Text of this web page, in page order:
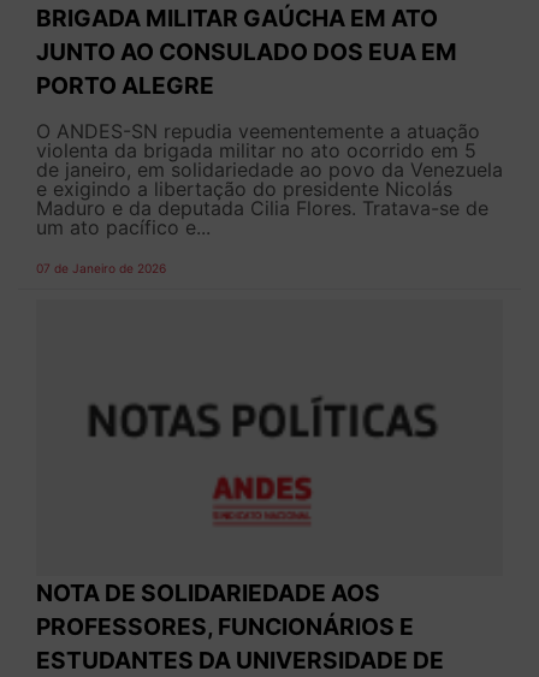
BRIGADA MILITAR GAÚCHA EM ATO
JUNTO AO CONSULADO DOS EUA EM
PORTO ALEGRE
O ANDES-SN repudia veementemente a atuação
violenta da brigada militar no ato ocorrido em 5
de janeiro, em solidariedade ao povo da Venezuela
e exigindo a libertação do presidente Nicolás
Maduro e da deputada Cilia Flores. Tratava-se de
um ato pacífico e...
07 de Janeiro de 2026
NOTA DE SOLIDARIEDADE AOS
PROFESSORES, FUNCIONÁRIOS E
ESTUDANTES DA UNIVERSIDADE DE